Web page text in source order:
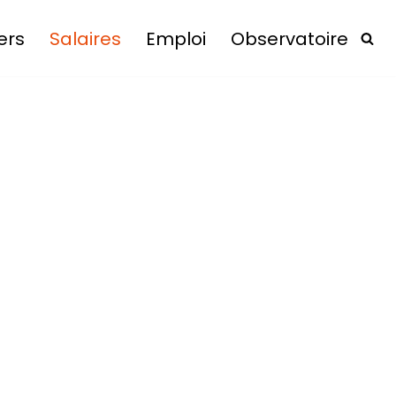
Salaires Emploi Observatoire